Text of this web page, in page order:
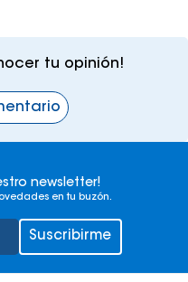
tu opinión!
newsletter!
en tu buzón.
Suscribirme